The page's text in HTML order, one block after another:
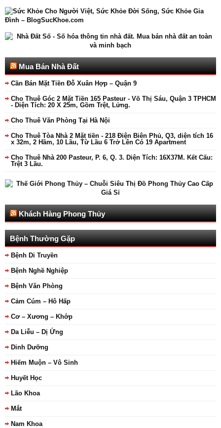
Mua Bán Nhà Đất
Cần Bán Mặt Tiền Đỗ Xuân Hợp – Quận 9
Cho Thuê Góc 2 Mặt Tiền 165 Pasteur - Võ Thị Sáu, Quận 3 TPHCM
- Diện Tích: 20 X 25m, Gồm Trệt, Lửng.
Cho Thuê Văn Phòng Tại Hà Nội
Cho Thuê Tòa Nhà 2 Mặt tiền - 218 Điện Biên Phủ, Q3, diện tích 16
x 32m, 2 Hầm, 10 Lầu, Từ Lầu 6 Trở Lên Có 19 Apartment
Cho Thuê Nhà 200 Pasteur, P. 6, Q. 3. Diện Tích: 16X37M. Kết Cấu:
Trệt 3 Lầu.
Khách Hàng Phong Thủy
Bệnh Thường Gặp
Bệnh Di Truyền
Bệnh Nghề Nghiệp
Bệnh Văn Phòng
Cảm Cúm – Hô Hấp
Cơ – Xương – Khớp
Da Liễu – Dị Ứng
Dinh Dưỡng
Hiếm Muộn – Vô Sinh
Huyết Học
Lão Khoa
Mắt
Nam Khoa